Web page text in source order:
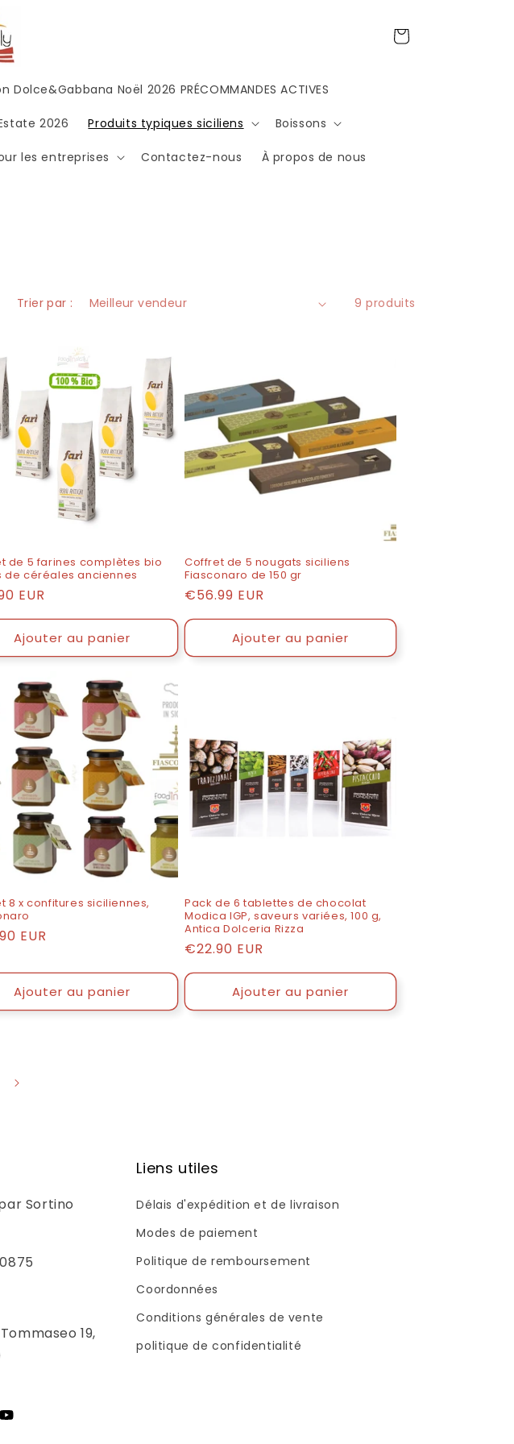
Dolce&Gabbana Noël 2026 PRÉCOMMANDES ACTIVES
2026 Produits typiques siciliens Boissons
les entreprises Contactez-nous À propos de nous
Panier
Trier par : 9 produits
de 5 farines complètes bio
de céréales anciennes
EUR
Ajouter au panier
Coffret de 5 nougats siciliens
Fiasconaro de 150 gr
Prix
catalogue
€56.99 EUR
Ajouter au panier
8 x confitures siciliennes,
EUR
Ajouter au panier
Pack de 6 tablettes de chocolat
Modica IGP, saveurs variées, 100 g,
Antica Dolceria Rizza
Prix
catalogue
€22.90 EUR
Ajouter au panier
par Sortino
19,
Liens utiles
Délais d'expédition et de livraison
Modes de paiement
Politique de remboursement
Coordonnées
Conditions générales de vente
politique de confidentialité
YouTube